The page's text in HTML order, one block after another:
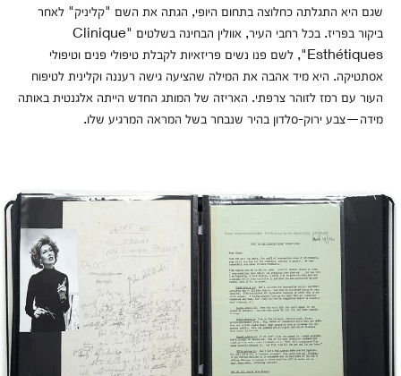
שגם היא התגלתה כחלוצה בתחום היופי, הגתה את השם "קליניק" לאחר
ביקור בפריז. בכל רחבי העיר, אוולין הבחינה בשלטים "Clinique
Esthétiques", לשם פנו נשים פריזאיות לקבלת טיפולי פנים וטיפולי
אסתטיקה. היא מיד אהבה את המילה שהציעה גישה רעננה וקלינית לטיפוח
העור עם רמז לזוהר צרפתי. האריזה של המותג החדש הייתה אלגנטית באותה
מידה—צבע ירוק-סלדון בהיר שנבחר בשל המראה המרגיע שלו.